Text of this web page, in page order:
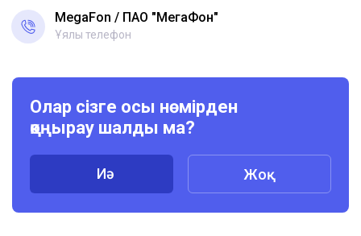
MegaFon ПАО "МегаФон"
Ұялы телефон
Олар сізге осы нөмірден
қоңырау шалды ма?
Иә Жоқ